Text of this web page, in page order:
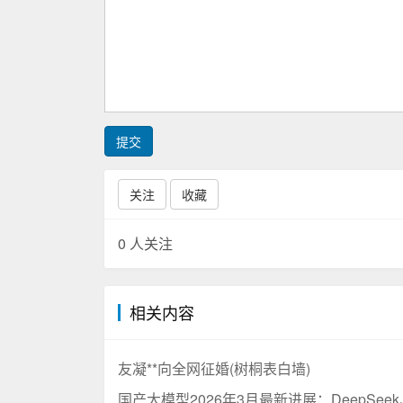
提交
关注 收藏
0 人关注
相关内容
友凝**向全网征婚(树桐表白墙)